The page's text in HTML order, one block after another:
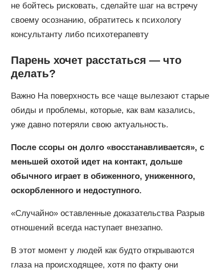
не бойтесь рисковать, сделайте шаг на встречу
своему осознанию, обратитесь к психологу
консультанту либо психотерапевту
Парень хочет расстаться — что
делать?
Важно На поверхность все чаще вылезают старые
обиды и проблемы, которые, как вам казались,
уже давно потеряли свою актуальность.
После ссоры он долго «восстанавливается», с
меньшей охотой идет на контакт, дольше
обычного играет в обиженного, униженного,
оскорбленного и недоступного.
«Случайно» оставленные доказательства Разрыв
отношений всегда наступает внезапно.
В этот момент у людей как будто открываются
глаза на происходящее, хотя по факту они